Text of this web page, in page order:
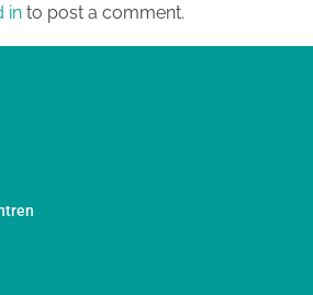
in to post a comment.